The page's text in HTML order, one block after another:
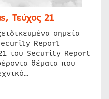
Τεύχος 21
σημεία
Report
του Security Report
θέματα που